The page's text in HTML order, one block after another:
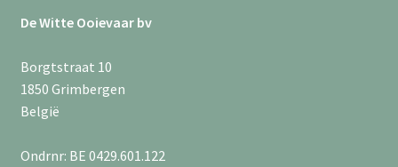
De Witte Ooievaar bv
Borgtstraat 10
1850 Grimbergen
België
Ondrnr: BE 0429.601.122